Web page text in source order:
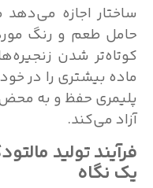
ساختار اجازه
حامل طعم و رنگ مورد
کوتاه‌تر شدن
ماده بیشتری را در
پلیمری حفظ و به محض
آزاد می‌کند.
فرآیند تولید
یک نگاه